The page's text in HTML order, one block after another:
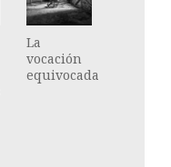
La
vocación
equivocada